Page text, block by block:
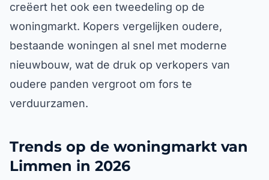
creëert het ook een tweedeling op de
woningmarkt. Kopers vergelijken oudere,
bestaande woningen al snel met moderne
nieuwbouw, wat de druk op verkopers van
oudere panden vergroot om fors te
verduurzamen.
Trends op de woningmarkt van
Limmen in 2026